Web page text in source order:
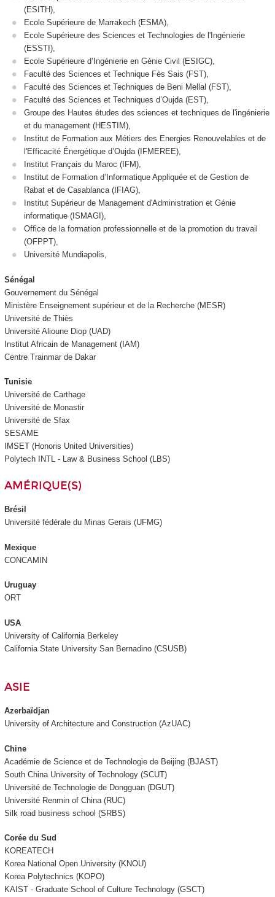
(ESITH),
Ecole Supérieure de Marrakech (ESMA),
Ecole Supérieure des Sciences et Technologies de l'Ingénierie
(ESSTI),
Ecole Supérieure d’Ingénierie en Génie Civil (ESIGC),
Faculté des Sciences et Technique Fès Sais (FST),
Faculté des Sciences et Techniques de Beni Mellal (FST),
Faculté des Sciences et Techniques d’Oujda (EST),
Groupe des Hautes études des sciences et techniques de l'ingénierie
et du management (HESTIM),
Institut de Formation aux Métiers des Energies Renouvelables et de
l'Efficacité Énergétique d’Oujda (IFMEREE),
Institut Français du Maroc (IFM),
Institut de Formation d’Informatique Appliquée et de Gestion de
Rabat et de Casablanca (IFIAG),
Institut Supérieur de Management d'Administration et Génie
informatique (ISMAGI),
Office de la formation professionnelle et de la promotion du travail
(OFPPT),
Université Mundiapolis,
Sénégal
Gouvernement du Sénégal
Ministère Enseignement supérieur et de la Recherche (MESR)
Université de Thiès
Université Alioune Diop (UAD)
Institut Africain de Management (IAM)
Centre Trainmar de Dakar
Tunisie
Université de Carthage
Université de Monastir
Université de Sfax
SESAME
IMSET (Honoris United Universities)
Polytech INTL - Law & Business School (LBS)
AMÉRIQUE(S)
Brésil
Université fédérale du Minas Gerais (UFMG)
Mexique
CONCAMIN
Uruguay
ORT
USA
University of California Berkeley
California State University San Bernadino (CSUSB)
ASIE
Azerbaïdjan
University of Architecture and Construction (AzUAC)
Chine
Académie de Science et de Technologie de Beijing (BJAST)
South China University of Technology (SCUT)
Université de Technologie de Dongguan (DGUT)
Université Renmin of China (RUC)
Silk road business school (SRBS)
Corée du Sud
KOREATECH
Korea National Open University (KNOU)
Korea Polytechnics (KOPO)
KAIST - Graduate School of Culture Technology(GSCT)